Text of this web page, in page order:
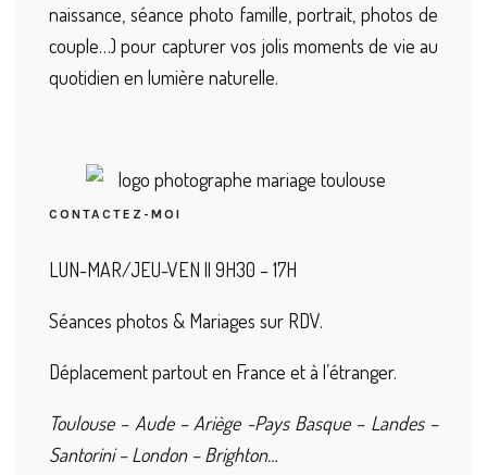
naissance, séance photo famille, portrait, photos de
couple…) pour capturer vos jolis moments de vie au
quotidien en lumière naturelle.
CONTACTEZ-MOI
LUN-MAR/JEU-VEN || 9H30 – 17H
Séances photos & Mariages sur RDV.
Déplacement partout en France et à l’étranger.
Toulouse – Aude – Ariège -Pays Basque – Landes –
Santorini – London – Brighton…